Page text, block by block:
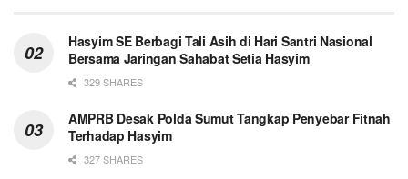
Hasyim SE Berbagi Tali Asih di Hari Santri Nasional
Bersama Jaringan Sahabat Setia Hasyim
329 SHARES
AMPRB Desak Polda Sumut Tangkap Penyebar Fitnah
Terhadap Hasyim
327 SHARES